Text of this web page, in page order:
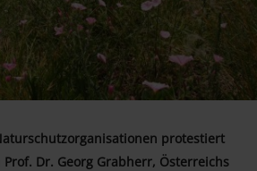
protestiert
Dr. Georg Grabherr, Österreichs